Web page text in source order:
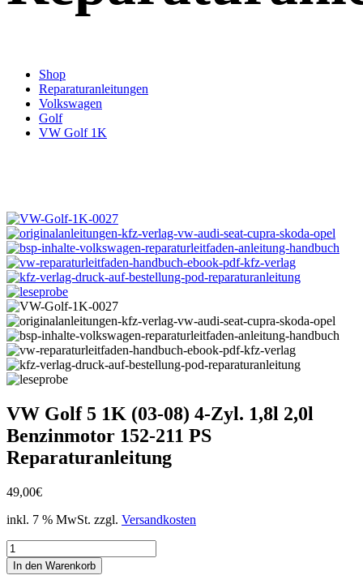
Shop
Reparaturanleitungen
Volkswagen
Golf
VW Golf 1K
VW Golf 5 1K (03-08) 4-Zyl. 1,8l 2,0l
Benzinmotor 152-211 PS
Reparaturanleitung
49,00€
inkl. 7 % MwSt. zzgl. Versandkosten
VW
Golf
5
In den Warenkorb